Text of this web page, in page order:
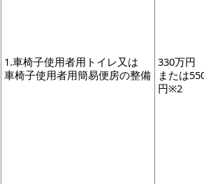
1.車椅子使用者用トイレ又は
車椅子使用者用簡易便房の整備
330万円
または
円※2